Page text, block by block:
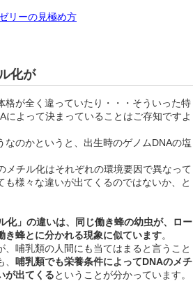
リーの見極め方
化が
格が全く違っていたり・・・そういった特
よって決まっていることはご存知ですよ
のかというと、出生時のゲノムDNAの塩
メチル化はそれぞれの環境要因で異なって
様々な違いが出てくるのではないか、と
化」の違いは、同じ働き蜂の幼虫が、ロー
き蜂とに分かれる現象に似ています。
哺乳類の人間にも当てはまると言うこと
哺乳類でも栄養条件によってDNAのメチ
が出てくるということが分かっています。